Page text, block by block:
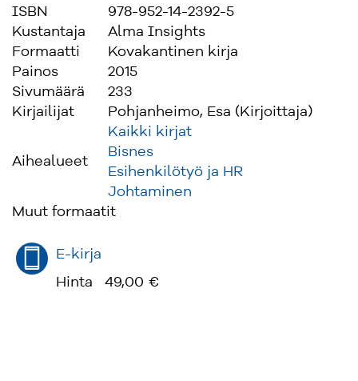
ISBN
978-952-14-2392-5
Kustantaja
Alma Insights
Formaatti
Kovakantinen kirja
Painos
2015
Sivumäärä
233
Kirjailijat
Pohjanheimo, Esa (Kirjoittaja)
Aihealueet
Kaikki kirjat
Bisnes
Esihenkilötyö ja HR
Johtaminen
Muut formaatit
E-kirja
Hinta
49,00 €